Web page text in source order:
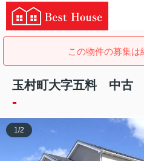
この物件の募集は
玉村町大字五料 中古
-
1/2